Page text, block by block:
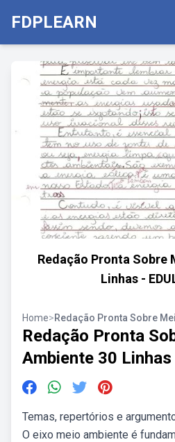
FDPLEARN
Redação Pronta Sobre
Linhas -
Home>Redação Pronta Sobre
Redação Pronta
Ambiente 30 Linhas
Temas, repertórios e
O eixo meio ambiente é